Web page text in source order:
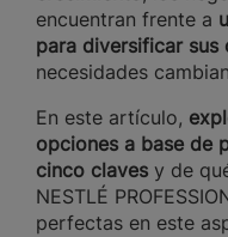
encuentran frente a
para diversificar sus
necesidades
En este artículo,
opciones a base de
cinco claves y de
NESTLÉ
perfectas en este